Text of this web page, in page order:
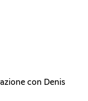
con Denis